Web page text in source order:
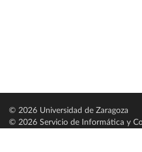
© 2026 Universidad de Zaragoza
© 2026 Servicio de Informática y